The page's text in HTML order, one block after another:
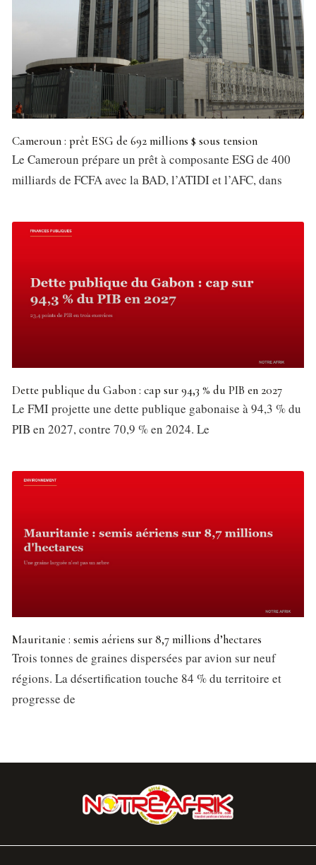
Cameroun : prêt ESG de 692 millions $ sous tension
Le Cameroun prépare un prêt à composante ESG de 400
milliards de FCFA avec la BAD, l’ATIDI et l’AFC, dans
Dette publique du Gabon : cap sur 94,3 % du PIB en 2027
Le FMI projette une dette publique gabonaise à 94,3 % du
PIB en 2027, contre 70,9 % en 2024. Le
Mauritanie : semis aériens sur 8,7 millions d’hectares
Trois tonnes de graines dispersées par avion sur neuf
régions. La désertification touche 84 % du territoire et
progresse de